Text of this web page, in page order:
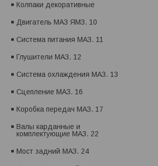
Колпаки декоративные
Двигатель МАЗ ЯМЗ. 10
Система питания МАЗ. 11
Глушители МАЗ. 12
Система охлаждения МАЗ. 13
Сцепление МАЗ. 16
Коробка передач МАЗ. 17
Валы карданные и
комплектующие МАЗ. 22
Мост задний МАЗ. 24